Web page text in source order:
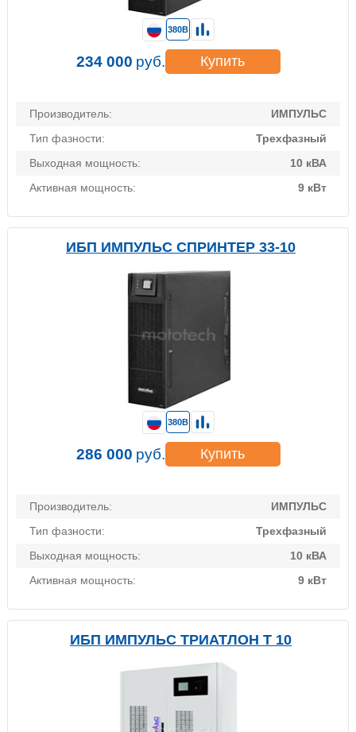
Производитель:
ИМПУЛЬС
Тип фазности:
Трехфазный
Выходная мощность:
10 кВА
Активная мощность:
9 кВт
380В
234 000 руб. Купить
ИБП ИМПУЛЬС СПРИНТЕР 33-10
Производитель:
ИМПУЛЬС
Тип фазности:
Трехфазный
Выходная мощность:
10 кВА
Активная мощность:
9 кВт
380В
286 000 руб. Купить
ИБП ИМПУЛЬС ТРИАТЛОН Т 10